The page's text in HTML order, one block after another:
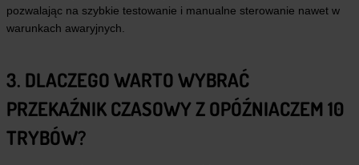
pozwalając na szybkie testowanie i manualne sterowanie nawet w
warunkach awaryjnych.
3. DLACZEGO WARTO WYBRAĆ
PRZEKAŹNIK CZASOWY Z OPÓŹNIACZEM 10
TRYBÓW?